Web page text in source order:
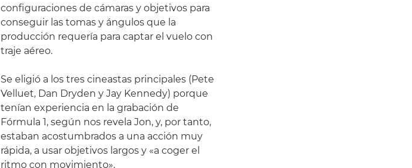
configuraciones de cámaras y objetivos para
conseguir las tomas y ángulos que la
producción requería para captar el vuelo con
traje aéreo.
Se eligió a los tres cineastas principales (Pete
Velluet, Dan Dryden y Jay Kennedy) porque
tenían experiencia en la grabación de
Fórmula 1, según nos revela Jon, y, por tanto,
estaban acostumbrados a una acción muy
rápida, a usar objetivos largos y «a coger el
ritmo con movimiento».